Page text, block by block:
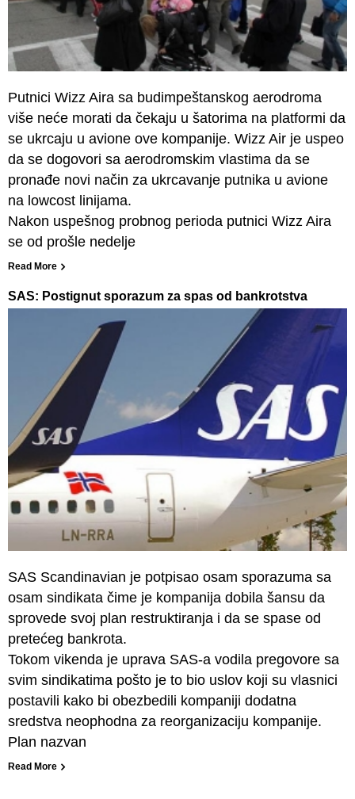
Putnici Wizz Aira sa budimpeštanskog aerodroma
više neće morati da čekaju u šatorima na platformi da
se ukrcaju u avione ove kompanije. Wizz Air je uspeo
da se dogovori sa aerodromskim vlastima da se
pronađe novi način za ukrcavanje putnika u avione
na lowcost linijama.
Nakon uspešnog probnog perioda putnici Wizz Aira
se od prošle nedelje
Read More
SAS: Postignut sporazum za spas od bankrotstva
SAS Scandinavian je potpisao osam sporazuma sa
osam sindikata čime je kompanija dobila šansu da
sprovede svoj plan restruktiranja i da se spase od
pretećeg bankrota.
Tokom vikenda je uprava SAS-a vodila pregovore sa
svim sindikatima pošto je to bio uslov koji su vlasnici
postavili kako bi obezbedili kompaniji dodatna
sredstva neophodna za reorganizaciju kompanije.
Plan nazvan
Read More